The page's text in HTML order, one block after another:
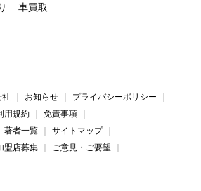
車買取
社 お知らせ
プライバシーポリシー
用規約
免責事項
著者一覧
サイトマップ
盟店募集
ご意見・ご要望